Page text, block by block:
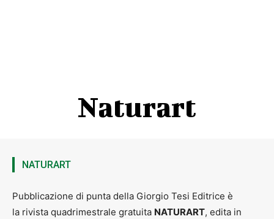
Naturart
NATURART
Pubblicazione di punta della Giorgio Tesi Editrice è
la rivista quadrimestrale gratuita NATURART, edita in